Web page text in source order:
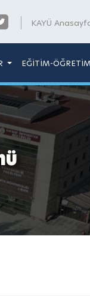
KAYÜ
EĞİTİM-ÖĞRETİM